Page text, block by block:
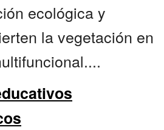
ecológica y
la vegetación en